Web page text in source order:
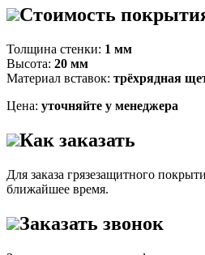
Стоимость
Толщина стенки: 1 мм
Высота: 20 мм
Материал вставок: трёхрядная
Цена: уточняйте у менеджера
Как заказать
Для заказа грязезащитного
ближайшее время.
Заказать звонок